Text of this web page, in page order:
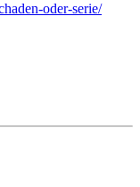
oder-serie/